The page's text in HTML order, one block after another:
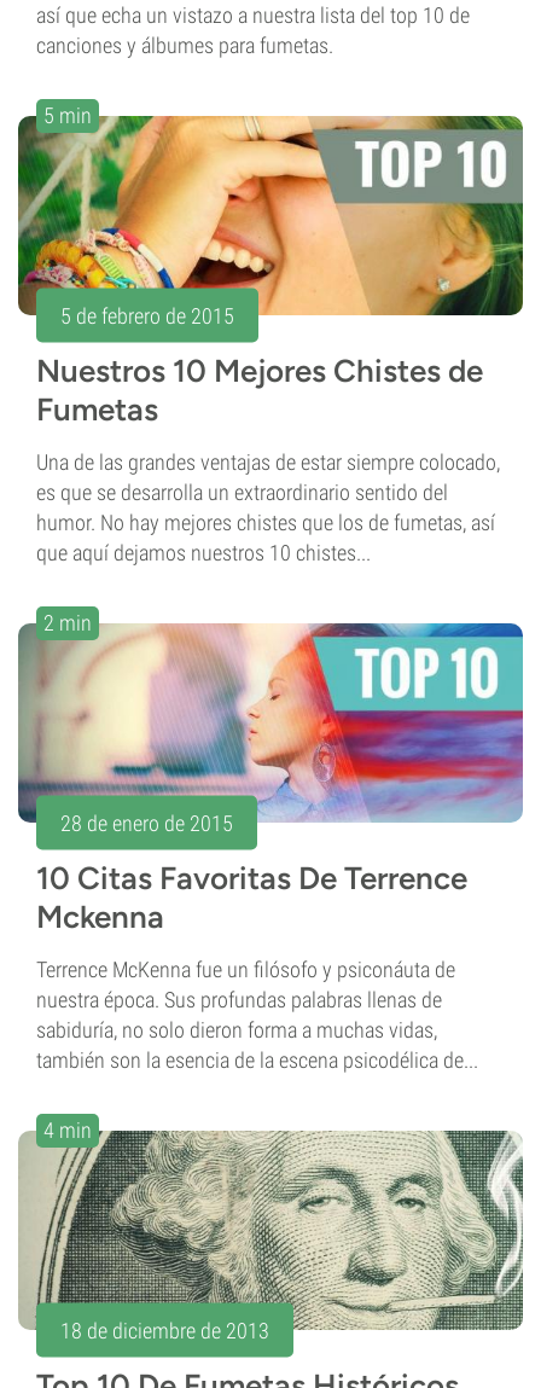
así que echa un vistazo a nuestra lista del top 10 de
canciones y álbumes para fumetas.
5 min
5 de febrero de 2015
Nuestros 10 Mejores Chistes de
Fumetas
Una de las grandes ventajas de estar siempre colocado,
es que se desarrolla un extraordinario sentido del
humor. No hay mejores chistes que los de fumetas, así
que aquí dejamos nuestros 10 chistes...
2 min
28 de enero de 2015
10 Citas Favoritas De Terrence
Mckenna
Terrence McKenna fue un filósofo y psiconáuta de
nuestra época. Sus profundas palabras llenas de
sabiduría, no solo dieron forma a muchas vidas,
también son la esencia de la escena psicodélica de...
4 min
18 de diciembre de 2013